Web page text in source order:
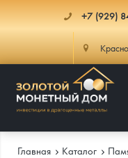
+7 (929)
Главная Каталог